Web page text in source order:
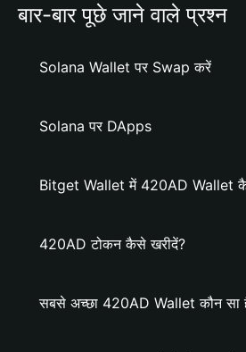
बार-बार पूछे जाने वाले प्रश्न
Solana Wallet पर Swap करें
Solana पर DApps
Bitget Wallet में 420AD Wallet
420AD टोकन कैसे खरीदें?
सबसे अच्छा 420AD Wallet कौन सा